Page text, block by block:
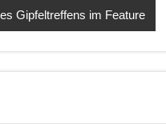
Gipfeltreffens im Feature